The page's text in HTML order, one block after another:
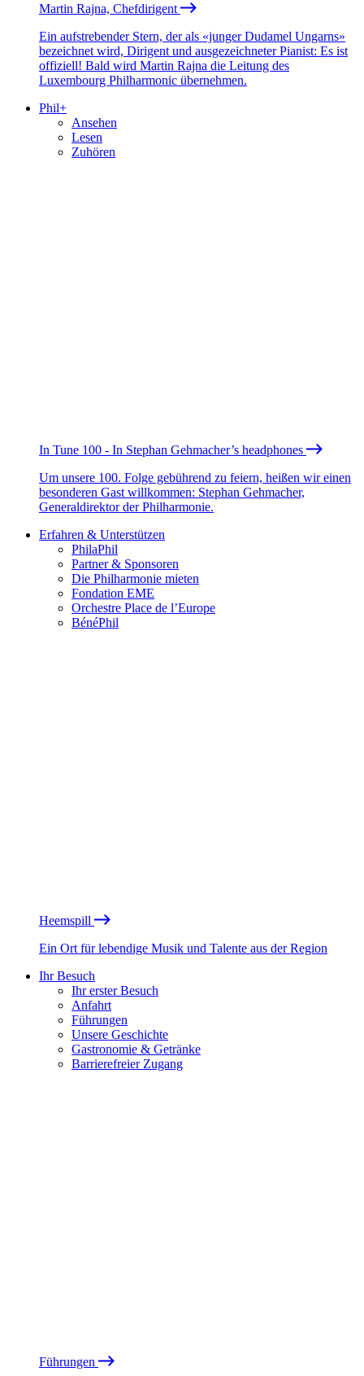
Martin Rajna, Chefdirigent
Ein aufstrebender Stern, der als «junger Dudamel Ungarns»
bezeichnet wird, Dirigent und ausgezeichneter Pianist: Es ist
offiziell! Bald wird Martin Rajna die Leitung des
Luxembourg Philharmonic übernehmen.
Phil+
Ansehen
Lesen
Zuhören
In Tune 100 - In Stephan Gehmacher’s headphones
Um unsere 100. Folge gebührend zu feiern, heißen wir einen
besonderen Gast willkommen: Stephan Gehmacher,
Generaldirektor der Philharmonie.
Erfahren & Unterstützen
PhilaPhil
Partner & Sponsoren
Die Philharmonie mieten
Fondation EME
Orchestre Place de l’Europe
BénéPhil
Heemspill
Ein Ort für lebendige Musik und Talente aus der Region
Ihr Besuch
Ihr erster Besuch
Anfahrt
Führungen
Unsere Geschichte
Gastronomie & Getränke
Barrierefreier Zugang
Führungen